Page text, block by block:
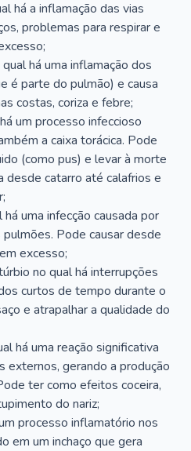
há a inflamação das vias
problemas para respirar e
há uma inflamação dos
é parte do pulmão) e causa
costas, coriza e febre;
um processo infeccioso
a caixa torácica. Pode
(como pus) e levar à morte
desde catarro até calafrios e
uma infecção causada por
Pode causar desde
excesso;
no qual há interrupções
curtos de tempo durante o
e atrapalhar a qualidade do
há uma reação significativa
externos, gerando a produção
ter como efeitos coceira,
do nariz;
processo inflamatório nos
em um inchaço que gera